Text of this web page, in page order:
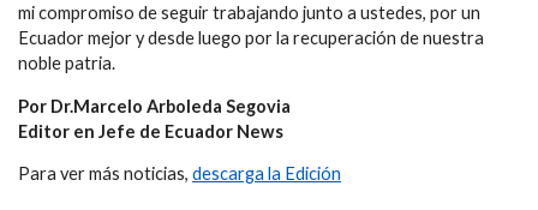
mi compromiso de seguir trabajando junto a ustedes, por un
Ecuador mejor y desde luego por la recuperación de nuestra
noble patria.
Por Dr.Marcelo Arboleda Segovia
Editor en Jefe de Ecuador News
Para ver más noticias, descarga la Edición